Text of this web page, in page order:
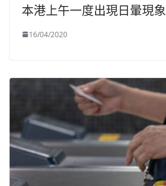
本港上午一度出現日暈現象
16/04/2020